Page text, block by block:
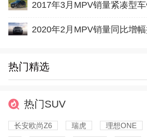
热门精选
热门SUV
长安欧尚Z6 瑞虎 理想ONE